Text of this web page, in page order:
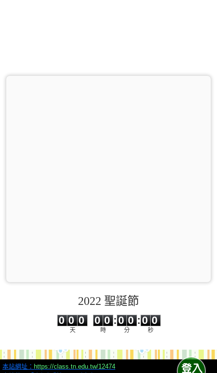
2022 聖誕節
0 0 0
天
0
0
0
時
:
0
0
0
0
分
:0 0
秒
本站網址： https://class.tn.edu.tw/12474